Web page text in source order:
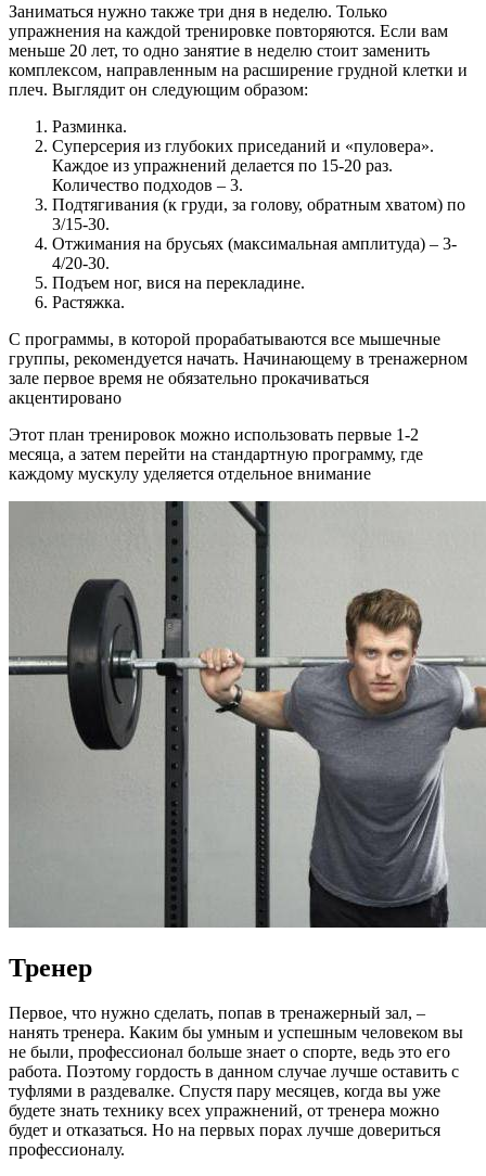
Заниматься нужно также три дня в неделю. Только
упражнения на каждой тренировке повторяются. Если вам
меньше 20 лет, то одно занятие в неделю стоит заменить
комплексом, направленным на расширение грудной клетки и
плеч. Выглядит он следующим образом:
Разминка.
Суперсерия из глубоких приседаний и «пуловера».
Каждое из упражнений делается по 15-20 раз.
Количество подходов – 3.
Подтягивания (к груди, за голову, обратным хватом) по
3/15-30.
Отжимания на брусьях (максимальная амплитуда) – 3-
4/20-30.
Подъем ног, вися на перекладине.
Растяжка.
С программы, в которой прорабатываются все мышечные
группы, рекомендуется начать. Начинающему в тренажерном
зале первое время не обязательно прокачиваться
акцентировано
Этот план тренировок можно использовать первые 1-2
месяца, а затем перейти на стандартную программу, где
каждому мускулу уделяется отдельное внимание
Тренер
Первое, что нужно сделать, попав в тренажерный зал, –
нанять тренера. Каким бы умным и успешным человеком вы
не были, профессионал больше знает о спорте, ведь это его
работа. Поэтому гордость в данном случае лучше оставить с
туфлями в раздевалке. Спустя пару месяцев, когда вы уже
будете знать технику всех упражнений, от тренера можно
будет и отказаться. Но на первых порах лучше довериться
профессионалу.